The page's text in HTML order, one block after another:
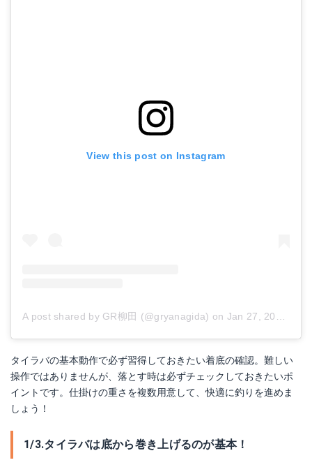
View this post on Instagram
A post shared by GR柳田 (@gryanagida) on Jan 27, 2018 at 4:06pm PST
タイラバの基本動作で必ず習得しておきたい着底の確認。難しい
操作ではありませんが、落とす時は必ずチェックしておきたいポ
イントです。仕掛けの重さを複数用意して、快適に釣りを進めま
しょう！
1/3.タイラバは底から巻き上げるのが基本！